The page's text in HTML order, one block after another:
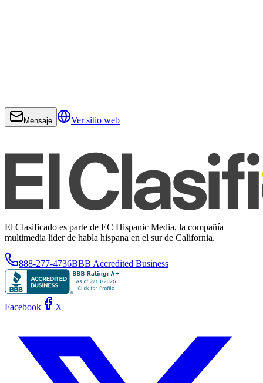
Mensaje Ver sitio web
El Clasificado es parte de EC Hispanic Media, la compañía
multimedia líder de habla hispana en el sur de California.
888-277-4736BBB Accredited Business
Facebook X